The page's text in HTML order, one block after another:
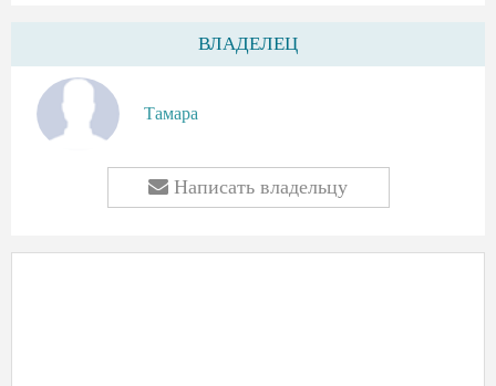
ВЛАДЕЛЕЦ
Тамара
Написать владельцу